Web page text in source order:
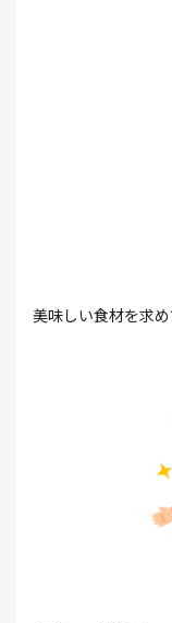
美味しい食材を求